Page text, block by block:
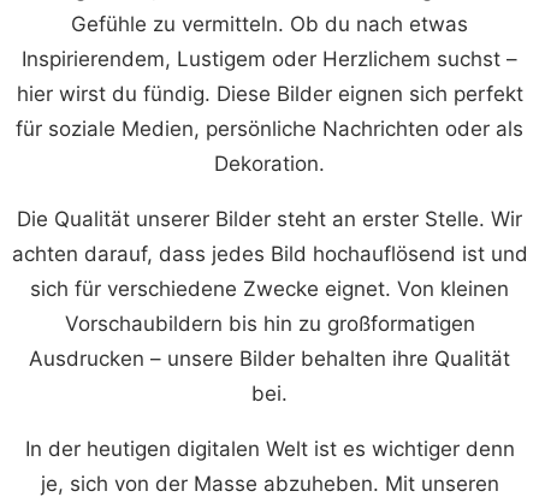
Gefühle zu vermitteln. Ob du nach etwas
Inspirierendem, Lustigem oder Herzlichem suchst –
hier wirst du fündig. Diese Bilder eignen sich perfekt
für soziale Medien, persönliche Nachrichten oder als
Dekoration.
Die Qualität unserer Bilder steht an erster Stelle. Wir
achten darauf, dass jedes Bild hochauflösend ist und
sich für verschiedene Zwecke eignet. Von kleinen
Vorschaubildern bis hin zu großformatigen
Ausdrucken – unsere Bilder behalten ihre Qualität
bei.
In der heutigen digitalen Welt ist es wichtiger denn
je, sich von der Masse abzuheben. Mit unseren